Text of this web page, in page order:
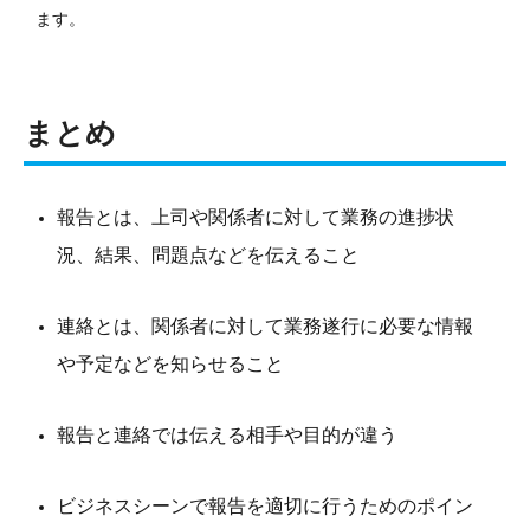
ます。
まとめ
報告とは、上司や関係者に対して業務の進捗状
況、結果、問題点などを伝えること
連絡とは、関係者に対して業務遂行に必要な情報
や予定などを知らせること
報告と連絡では伝える相手や目的が違う
ビジネスシーンで報告を適切に行うためのポイン